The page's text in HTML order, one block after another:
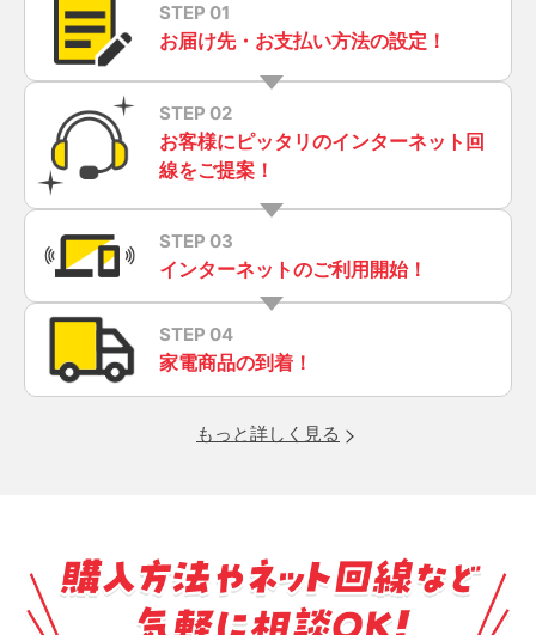
STEP 01
お届け先・お支払い方法の設定！
STEP 02
お客様にピッタリのインターネット回
線をご提案！
STEP 03
インターネットのご利用開始！
STEP 04
家電商品の到着！
もっと詳しく見る